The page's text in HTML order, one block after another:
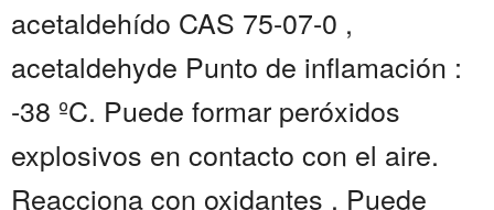
acetaldehído CAS 75-07-0 ,
acetaldehyde Punto de inflamación :
-38 ºC. Puede formar peróxidos
explosivos en contacto con el aire.
Reacciona con oxidantes . Puede